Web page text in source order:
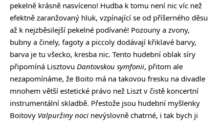
pekelně krásně nasvíceno! Hudba k tomu není nic víc než
efektně zaranžovaný hluk, vzpínající se od příšerného děsu
až k nejzběsilejší pekelné podívané! Pozouny a zvony,
bubny a činely, fagoty a piccoly dodávají křiklavé barvy,
barva je tu všecko, kresba nic. Tento hudební oblak síry
připomíná Lisztovu Dantovskou symfonii, přitom ale
nezapomínáme, že Boito má na takovou fresku na divadle
mnohem větší estetické právo než Liszt v čistě koncertní
instrumentální skladbě. Přestože jsou hudební myšlenky
Boitovy Valpuržiny noci nevýslovně chatrné, i tak bych ji